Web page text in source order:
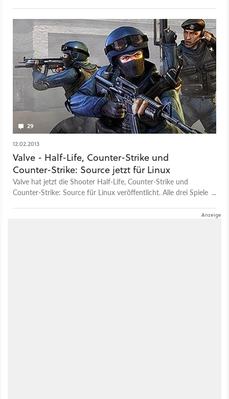
29
12.02.2013
Valve - Half-Life, Counter-Strike und
Counter-Strike: Source jetzt für Linux
Valve hat jetzt die Shooter Half-Life, Counter-Strike und
Counter-Strike: Source für Linux veröffentlicht. Alle drei Spiele